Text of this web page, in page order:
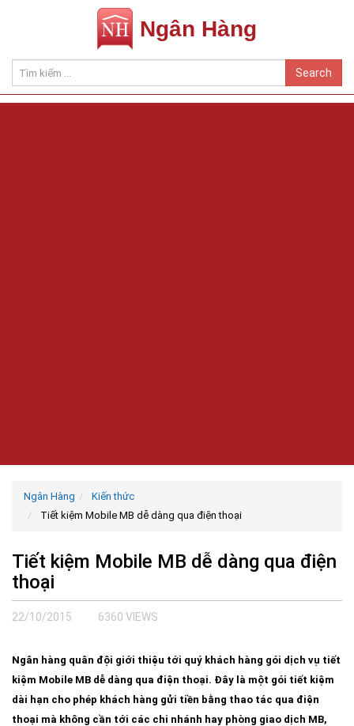
Ngân Hàng
Search
Ngân Hàng
Kiến thức
Tiết kiệm Mobile MB dễ dàng qua điện thoại
Tiết kiệm Mobile MB dễ dàng qua điện
thoại
22/10/2015 6360 VIEWS
Ngân hàng quân đội giới thiệu tới quý khách hàng gói dịch vụ tiết
kiệm Mobile MB dễ dàng qua điện thoại. Đây là một gói tiết kiệm
dài hạn cho phép khách hàng gửi tiền bằng thao tác qua điện
thoại mà không cần tới các chi nhánh hay phòng giao dịch MB,